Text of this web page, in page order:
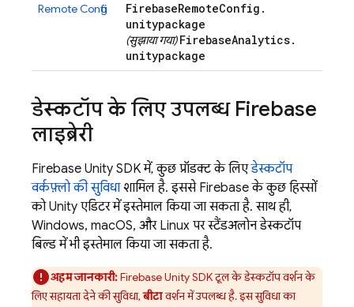
Remote Config FirebaseRemoteConfig .
unitypackage
(सुझाया गया) FirebaseAnalytics.
unitypackage
डेस्कटॉप के लिए उपलब्ध Firebase
लाइब्रेरी
Firebase Unity SDK में, कुछ प्रॉडक्ट के लिएडेस्कटॉप
वर्कफ़्लो की सुविधाशामिल है. इससे Firebase के कुछ हिस्सों
को Unity एडिटर में इस्तेमाल किया जा सकता है. साथ ही,
Windows, macOS, और Linux पर स्टैंडअलोन डेस्कटॉप
बिल्ड में भी इस्तेमाल किया जा सकता है.
अहम जानकारी:FirebaseUnitySDK टूल के डेस्कटॉप वर्शन के
लिए सहायता देने की सुविधा,बीटावर्शन में उपलब्ध है. इस सुविधा का